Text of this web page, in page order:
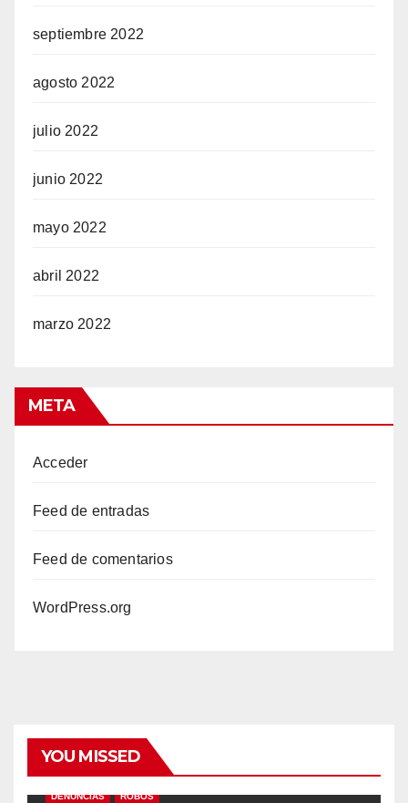
septiembre 2022
agosto 2022
julio 2022
junio 2022
mayo 2022
abril 2022
marzo 2022
META
Acceder
Feed de entradas
Feed de comentarios
WordPress.org
YOU MISSED
DENUNCIAS ROBOS